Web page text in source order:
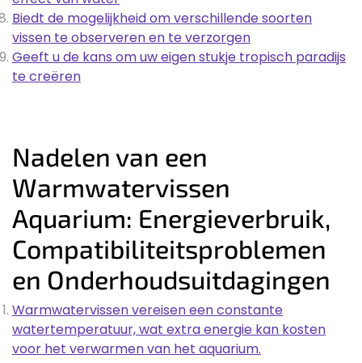
Biedt de mogelijkheid om verschillende soorten
vissen te observeren en te verzorgen
Geeft u de kans om uw eigen stukje tropisch paradijs
te creëren
Nadelen van een
Warmwatervissen
Aquarium: Energieverbruik,
Compatibiliteitsproblemen
en Onderhoudsuitdagingen
Warmwatervissen vereisen een constante
watertemperatuur, wat extra energie kan kosten
voor het verwarmen van het aquarium.